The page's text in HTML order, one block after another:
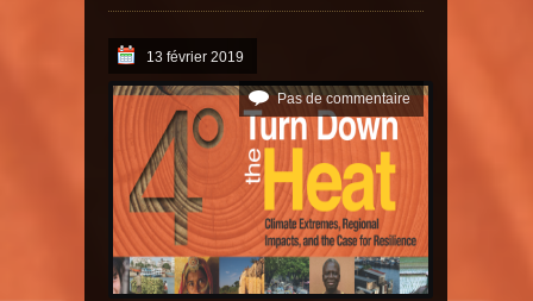
13 février 2019
Pas de commentaire